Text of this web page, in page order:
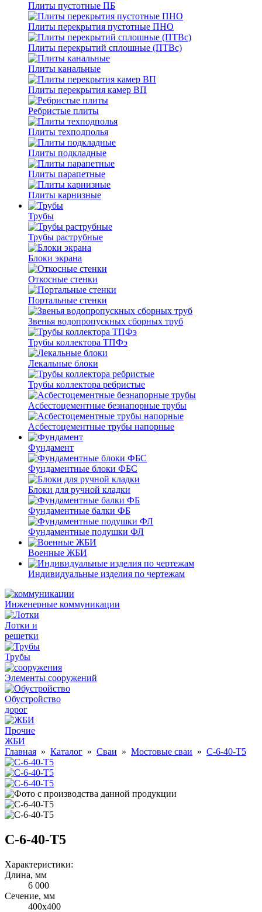
Плиты пустотные ПБ
Плиты перекрытия пустотные ПНО
Плиты перекрытий сплошные (ПТВс)
Плиты канальные
Плиты перекрытия камер ВП
Ребристые плиты
Плиты техподполья
Плиты подкладные
Плиты парапетные
Плиты карнизные
Трубы
Трубы раструбные
Блоки экрана
Откосные стенки
Портальные стенки
Звенья водопропускных сборных труб
Трубы коллектора ТПФэ
Лекальные блоки
Трубы коллектора ребристые
Асбестоцементные безнапорные трубы
Асбестоцементные трубы напорные
Фундамент
Фундаментные блоки ФБС
Блоки для ручной кладки
Фундаментные балки ФБ
Фундаментные подушки ФЛ
Военные ЖБИ
Индивидуальные изделия по чертежам
Инженерные коммуникации
Лотки и
решетки
Трубы
Элементы сооружений
Обустройство
дорог
Прочие
ЖБИ
Главная » Каталог » Сваи » Мостовые сваи » С-6-40-Т5
С-6-40-Т5
Характеристики:
Длина, мм
6 000
Cечение, мм
400х400